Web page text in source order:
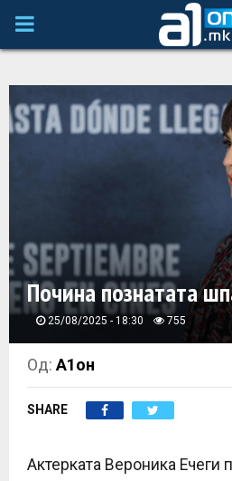
P
I
R
Y
M
E
N
Почина познатата
25/08/2025 - 18:30 755
Од:А1он
SHARE
Актерката Вероника Ечеги